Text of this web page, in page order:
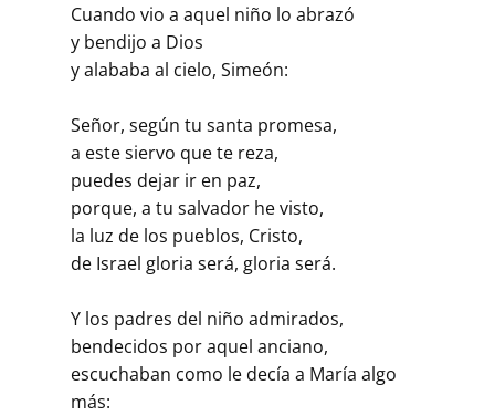
Cuando vio a aquel niño lo abrazó
y bendijo a Dios
y alababa al cielo, Simeón:
Señor, según tu santa promesa,
a este siervo que te reza,
puedes dejar ir en paz,
porque, a tu salvador he visto,
la luz de los pueblos, Cristo,
de Israel gloria será, gloria será.
Y los padres del niño admirados,
bendecidos por aquel anciano,
escuchaban como le decía a María algo
más: